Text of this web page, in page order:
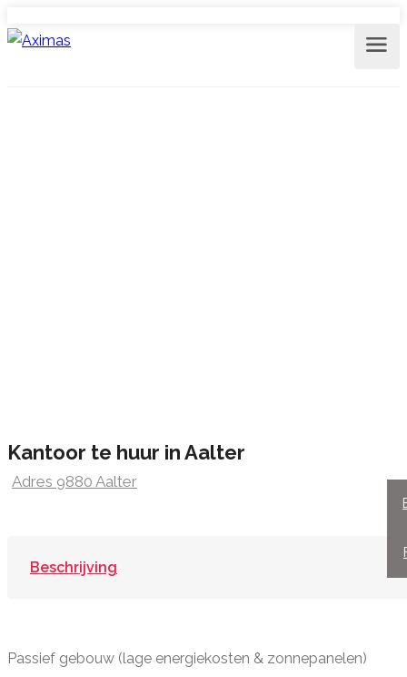
Kantoor te huur in Aalter
Adres 9880 Aalter
Beschrijving
Passief gebouw (lage energiekosten & zonnepanelen)